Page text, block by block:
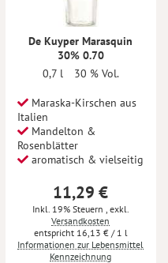
De Kuyper Marasquin
30% 0.70
0,7 l
30 % Vol.
Maraska-Kirschen aus
Italien
Mandelton &
Rosenblätter
aromatisch & vielseitig
11,29 €
Inkl. 19% Steuern exkl.
Versandkosten
16,13 € / 1 l
Informationen zur Lebensmittel
Kennzeichnung